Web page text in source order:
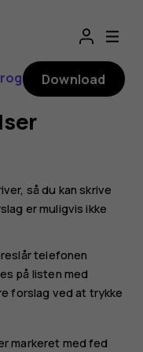
Download
så du kan skrive
er muligvis ikke
telefonen
på listen med
forslag ved at trykke
markeret med fed